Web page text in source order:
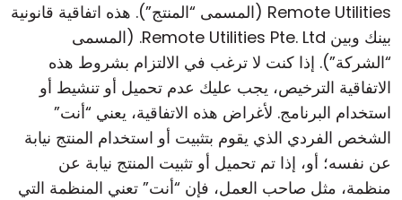
Remote Utilities (المسمى “المنتج”). هذه اتفاقية قانونية
بينك وبين Remote Utilities Pte. Ltd. (المسمى
“الشركة”). إذا كنت لا ترغب في الالتزام بشروط هذه
الاتفاقية الترخيص، يجب عليك عدم تحميل أو تنشيط أو
استخدام البرنامج. لأغراض هذه الاتفاقية، يعني “أنت”
الشخص الفردي الذي يقوم بتثبيت أو استخدام المنتج نيابة
عن نفسه؛ أو، إذا تم تحميل أو تثبيت المنتج نيابة عن
منظمة، مثل صاحب العمل، فإن “أنت” تعني المنظمة التي